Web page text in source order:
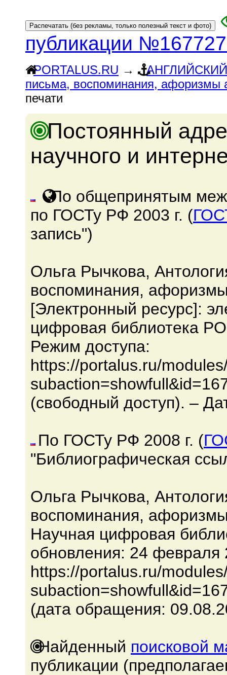
публикации
PORTALUS.RU →
письма, воспоминания, афоризмы
печати
Постоянный
научного и
По общепринятым
по ГОСТу РФ 2003 г. (
запись")
Ольга Рычкова,
воспоминания,
[Электронный ресурс]:
цифровая библиотека
Режим доступа:
https://portalus.ru/
(свободный доступ). –
По ГОСТу РФ 2008 г. (
"Библиографическая
Ольга Рычкова,
воспоминания,
Научная цифровая
обновления: 24 февраля
https://portalus.ru/
(дата обращения:
Найденный поисковой
публикации